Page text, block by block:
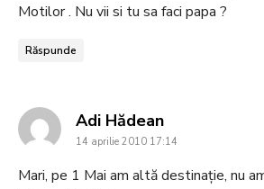
Motilor . Nu vii si tu sa faci papa ?
Răspunde
Adi Hădeansays:
14 aprilie 2010 17:14
Mari, pe 1 Mai am altă destinație, nu